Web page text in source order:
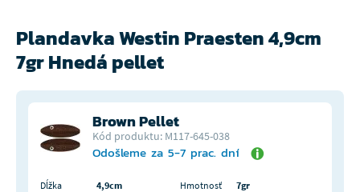
Plandavka Westin Praesten 4,9cm
7gr Hnedá pellet
Brown Pellet
Kód produktu: M117-645-038
Odošleme za 5-7 prac. dní
Dĺžka 4,9cm Hmotnosť
7gr